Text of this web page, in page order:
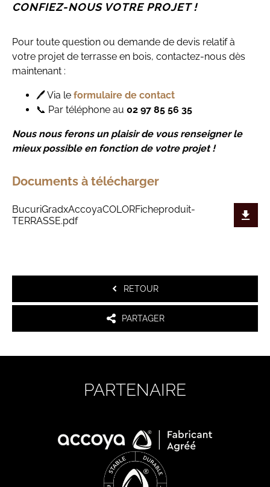
CONFIEZ-NOUS VOTRE PROJET !
Pour toute question ou demande de devis relatif à
votre projet de terrasse en bois, contactez-nous dès
maintenant :
🖊️ Via le formulaire de contact
📞 Par téléphone au 02 97 85 56 35
Nous nous ferons un plaisir de vous renseigner le
mieux possible en fonction de votre projet !
Documents à télécharger
BucuriGradxAccoyaCOLORFicheproduit-
TERRASSE.pdf
RETOUR
PARTAGER
PARTENAIRE